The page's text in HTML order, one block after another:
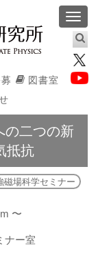
図書室
の二つの新
抵抗
磁場科学セミナー
〜
ナー室